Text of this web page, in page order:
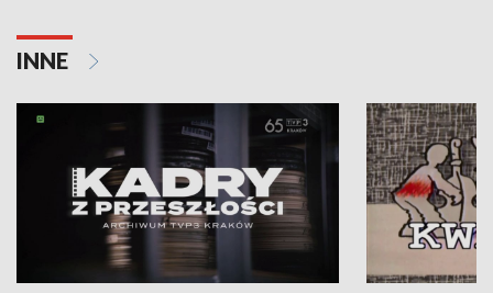
INNE